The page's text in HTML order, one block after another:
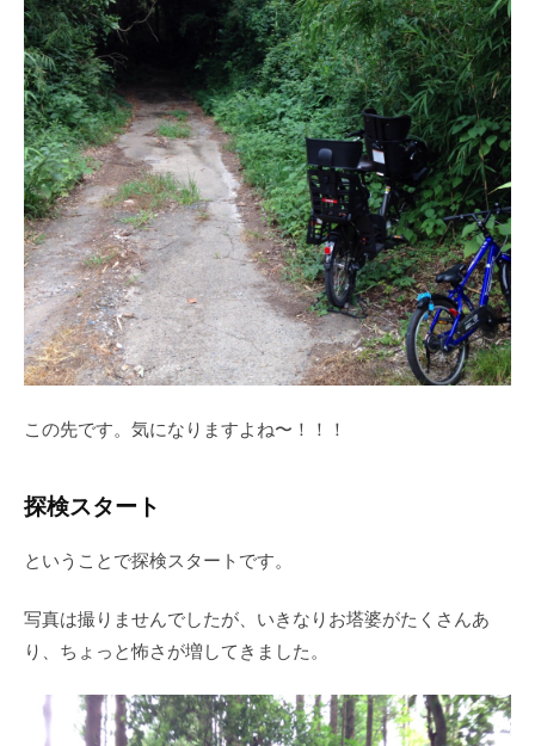
この先です。気になりますよね〜！！！
探検スタート
ということで探検スタートです。
写真は撮りませんでしたが、いきなりお塔婆がたくさんあ
り、ちょっと怖さが増してきました。